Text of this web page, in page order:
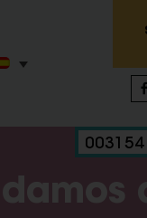
003154